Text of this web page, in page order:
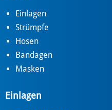
Einlagen
Strümpfe
Hosen
Bandagen
Masken
Einlagen